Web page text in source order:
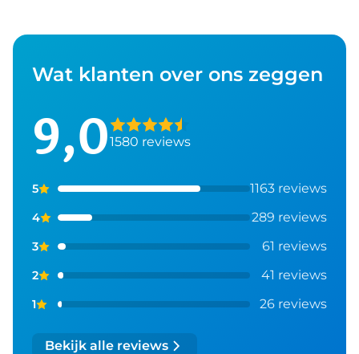
Wat klanten over ons zeggen
9,01580 reviews
5 1163 reviews
4 289 reviews
3 61 reviews
2 41 reviews
1 26 reviews
Bekijk alle reviews